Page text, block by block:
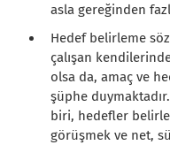
asla gereğinden
Hedef belirleme
çalışan
olsa da, amaç ve
şüphe
biri, hedefler
görüşmek ve net,